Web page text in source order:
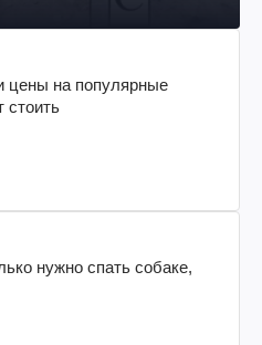
цены на популярные
стоить
нужно спать собаке,